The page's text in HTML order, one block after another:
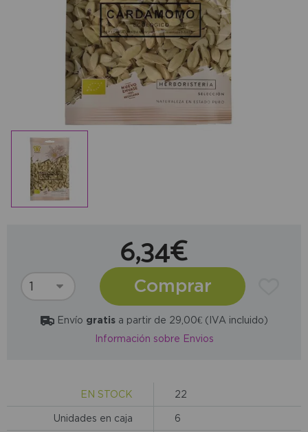
6,34€
Comprar
Envío gratisa partir de 29,00€ (IVA incluido)
Información sobre Envios
EN STOCK 22
Unidades en caja 6